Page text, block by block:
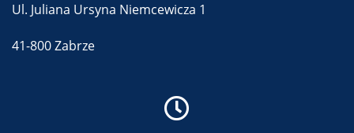
Ul. Juliana Ursyna Niemcewicza 1
41-800 Zabrze